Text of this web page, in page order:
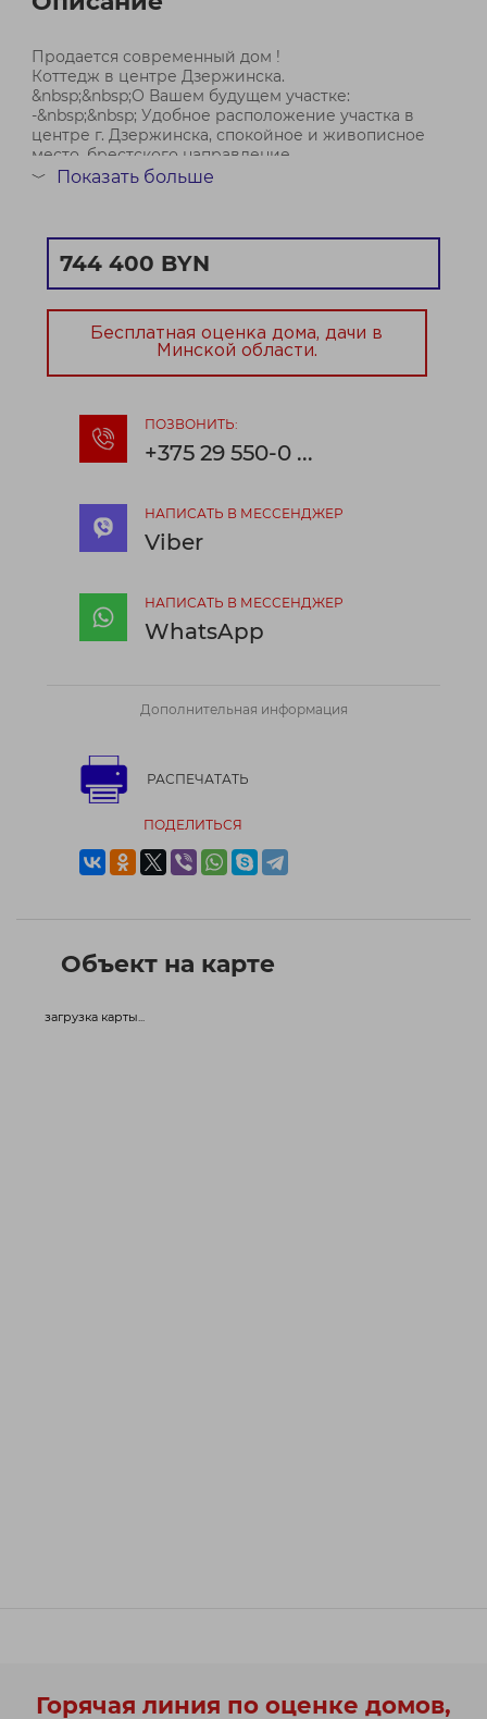
Продается современный дом !
Коттедж в центре Дзержинска.
&nbsp;&nbsp;О Вашем будущем участке:
-&nbsp;&nbsp; Удобное расположение участка в
центре г. Дзержинска, спокойное и живописное
место, брестского направление.
- Участок просторный, ровный прямоугольной
﹀ Показать больше
744 400 BYN
Бесплатная оценка дома, дачи в
Минской области.
ПОЗВОНИТЬ:
+375 29 550-0 ...
НАПИСАТЬ В МЕССЕНДЖЕР
Viber
НАПИСАТЬ В МЕССЕНДЖЕР
WhatsApp
Дополнительная информация
РАСПЕЧАТАТЬ
ПОДЕЛИТЬСЯ
Объект на карте
загрузка карты...
Горячая линия по оценке домов,